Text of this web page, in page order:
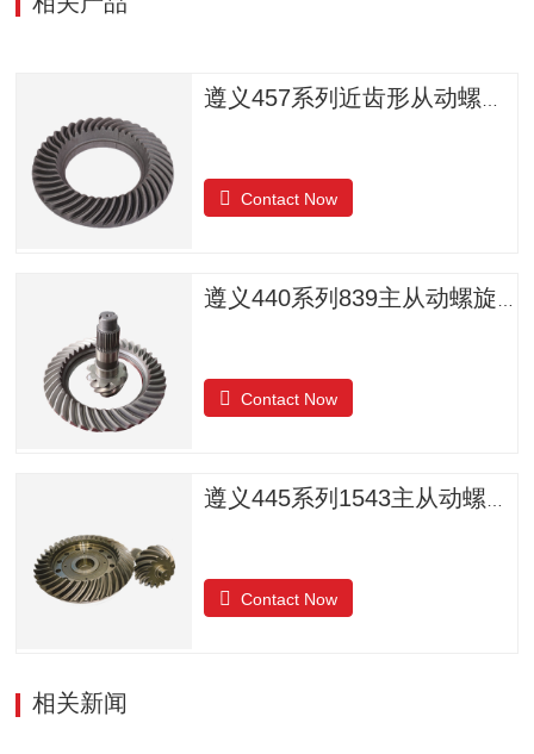
Contact Now
Contact Now
Contact Now
相关新闻